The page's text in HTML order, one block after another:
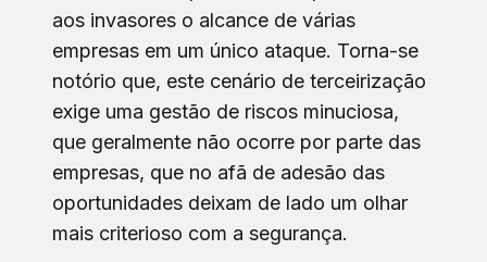
aos invasores o alcance de várias
empresas em um único ataque. Torna-se
notório que, este cenário de terceirização
exige uma gestão de riscos minuciosa,
que geralmente não ocorre por parte das
empresas, que no afã de adesão das
oportunidades deixam de lado um olhar
mais criterioso com a segurança.